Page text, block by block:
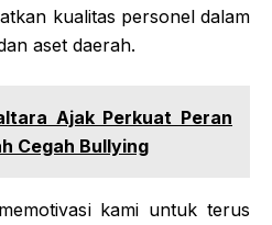
kualitas personel dalam
aset daerah.
Ajak Perkuat Peran
Cegah Bullying
kami untuk terus